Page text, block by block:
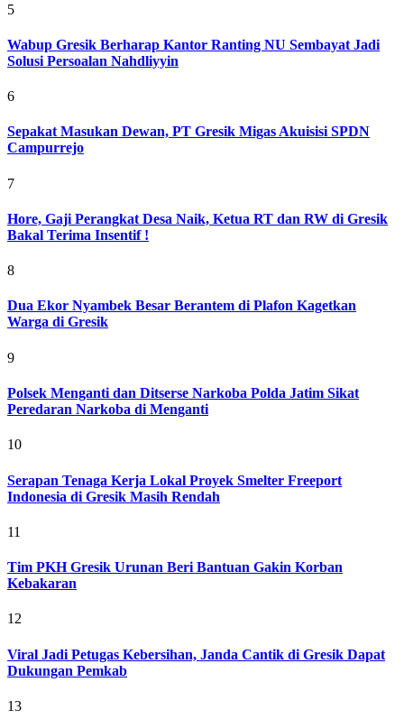
5
Wabup Gresik Berharap Kantor Ranting NU Sembayat Jadi
Solusi Persoalan Nahdliyyin
6
Sepakat Masukan Dewan, PT Gresik Migas Akuisisi SPDN
Campurrejo
7
Hore, Gaji Perangkat Desa Naik, Ketua RT dan RW di Gresik
Bakal Terima Insentif !
8
Dua Ekor Nyambek Besar Berantem di Plafon Kagetkan
Warga di Gresik
9
Polsek Menganti dan Ditserse Narkoba Polda Jatim Sikat
Peredaran Narkoba di Menganti
10
Serapan Tenaga Kerja Lokal Proyek Smelter Freeport
Indonesia di Gresik Masih Rendah
11
Tim PKH Gresik Urunan Beri Bantuan Gakin Korban
Kebakaran
12
Viral Jadi Petugas Kebersihan, Janda Cantik di Gresik Dapat
Dukungan Pemkab
13